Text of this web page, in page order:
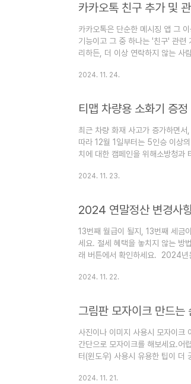
카카오톡 친구 추가 및
카카오톡은 단순한 메시징 앱 그
기능이고 그 중 하나는 '친구' 관련
리하든, 더 이상 연락하지 않는 사
요? 🎯카카오톡 송금하기 이용 방
법 카카오톡 친구..
2024. 11. 24.
티맵 차량용 소화기 증
최근 차량 화재 사고가 증가하면
따라 12월 1일부터는 5인승 이상
치에 대한 캠페인을 위해소방청과
폰에 티맵이 깔려있나요? 아래 버
면 이..
2024. 11. 23.
13번째 월급이 될지, 13번째 세금
세요. 절세 혜택을 놓치지 않는
래 버튼에서 확인하세요. 2024년
릴 수 있습니다. 2024 연말 정산
2024. 11. 22.
그림판 모자이크 만드는
사진이나 이미지 사용시 모자이크
간단으로 모자이크를 해보세요.어
터(윈도우) 사용시 유용한 팁이 더
그림판을 실행하세요.2. 모자이크
2024. 11. 21.